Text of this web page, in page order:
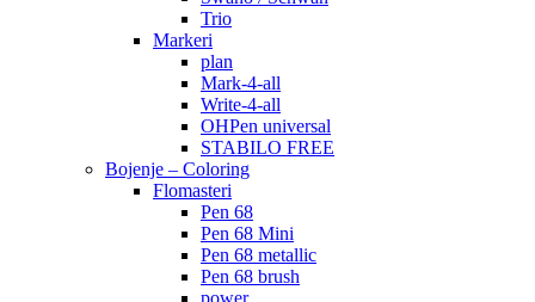
Trio
Markeri
plan
Mark-4-all
Write-4-all
OHPen universal
STABILO FREE
Bojenje – Coloring
Flomasteri
Pen 68
Pen 68 Mini
Pen 68 metallic
Pen 68 brush
power